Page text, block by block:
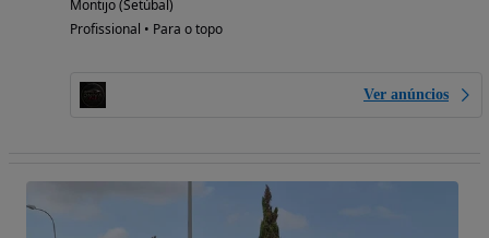
Montijo (Setúbal)
Profissional • Para o topo
Ver anúncios